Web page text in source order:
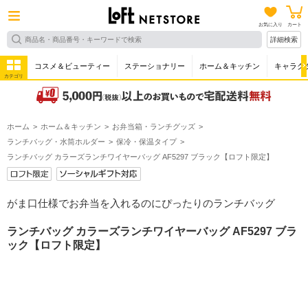
お気に入り カート
詳細検索
カテゴリ
コスメ＆ビューティー ステーショナリー ホーム＆キッチン キャラク
ホーム ホーム＆キッチン
お弁当箱・ランチグッズ
ランチバッグ・水筒ホルダー
保冷・保温タイプ
ランチバッグ カラーズランチワイヤーバッグ AF5297 ブラック【ロフト限定】
がま口仕様でお弁当を入れるのにぴったりのランチバッグ
ランチバッグ カラーズランチワイヤーバッグ AF5297 ブラ
ック【ロフト限定】